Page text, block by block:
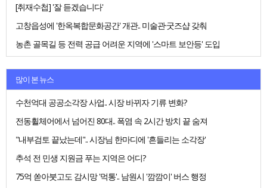
[취재수첩] '잘 듣겠습니다'
고창읍성에 '한옥복합문화공간' 개관.. 미술관·굿즈샵 갖춰
농촌 골목길 등 전력 공급 어려운 지역에 '스마트 보안등' 도입
많이 본 뉴스
수천억대 공공소각장 사업.. 시장 바뀌자 기류 변화?
전동휠체어에서 넘어진 80대.. 폭염 속 2시간 방치 끝 숨져
"내부검토 끝났는데".. 시장님 한마디에 '흔들리는 소각장'
추석 전 민생 지원금 푸는 지역은 어디?
75억 쏟아붓고도 감시망 '먹통'.. 남원시 '깜깜이' 버스 행정